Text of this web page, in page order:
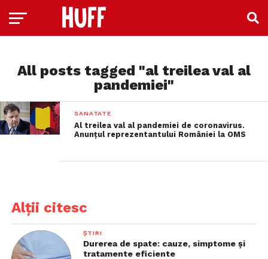
All posts tagged "al treilea val al
pandemiei"
SANATATE
Al treilea val al pandemiei de coronavirus.
Anunțul reprezentantului României la OMS
Alții citesc
ȘTIRI
Durerea de spate: cauze, simptome și
tratamente eficiente